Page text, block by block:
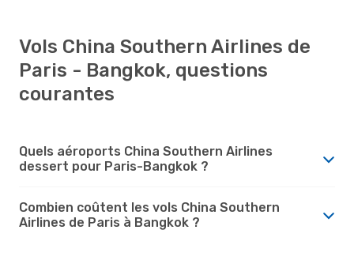
Vols China Southern Airlines de
Paris - Bangkok, questions
courantes
Quels aéroports China Southern Airlines
dessert pour Paris-Bangkok ?
Combien coûtent les vols China Southern
Airlines de Paris à Bangkok ?